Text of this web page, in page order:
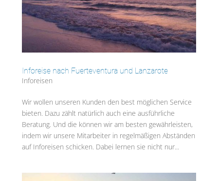
Inforeise nach Fuerteventura und Lanzarote
Inforeisen
Wir wollen unseren Kunden den best möglichen Service
bieten. Dazu zählt natürlich auch eine ausführliche
Beratung. Und die können wir am besten gewährleisten,
indem wir unsere Mitarbeiter in regelmäßigen Abständen
auf Inforeisen schicken. Dabei lernen sie nicht nur...